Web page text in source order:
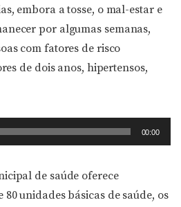
embora a tosse, o mal-estar e
por algumas semanas,
com fatores de risco
de dois anos, hipertensos,
00:00
de saúde oferece
unidades básicas de saúde, os